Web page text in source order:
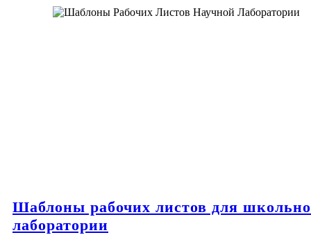
Шаблоны рабочих листов для
лаборатории